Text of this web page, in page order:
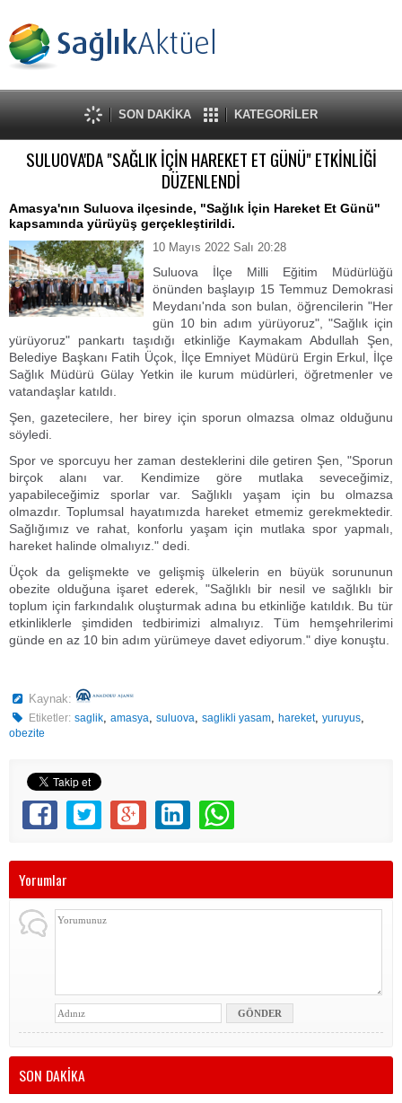
SON DAKİKA KATEGORİLER
SULUOVA'DA "SAĞLIK İÇİN HAREKET ET GÜNÜ" ETKİNLİĞİ
DÜZENLENDİ
Amasya'nın Suluova ilçesinde, "Sağlık İçin Hareket Et Günü"
kapsamında yürüyüş gerçekleştirildi.
10 Mayıs 2022 Salı 20:28
Suluova İlçe Milli Eğitim Müdürlüğü
önünden başlayıp 15 Temmuz Demokrasi
Meydanı'nda son bulan, öğrencilerin "Her
gün 10 bin adım yürüyoruz", "Sağlık için
yürüyoruz" pankartı taşıdığı etkinliğe Kaymakam Abdullah Şen,
Belediye Başkanı Fatih Üçok, İlçe Emniyet Müdürü Ergin Erkul, İlçe
Sağlık Müdürü Gülay Yetkin ile kurum müdürleri, öğretmenler ve
vatandaşlar katıldı.
Şen, gazetecilere, her birey için sporun olmazsa olmaz olduğunu
söyledi.
Spor ve sporcuyu her zaman desteklerini dile getiren Şen, "Sporun
birçok alanı var. Kendimize göre mutlaka seveceğimiz,
yapabileceğimiz sporlar var. Sağlıklı yaşam için bu olmazsa
olmazdır. Toplumsal hayatımızda hareket etmemiz gerekmektedir.
Sağlığımız ve rahat, konforlu yaşam için mutlaka spor yapmalı,
hareket halinde olmalıyız." dedi.
Üçok da gelişmekte ve gelişmiş ülkelerin en büyük sorununun
obezite olduğuna işaret ederek, "Sağlıklı bir nesil ve sağlıklı bir
toplum için farkındalık oluşturmak adına bu etkinliğe katıldık. Bu tür
etkinliklerle şimdiden tedbirimizi almalıyız. Tüm hemşehrilerimi
günde en az 10 bin adım yürümeye davet ediyorum." diye konuştu.
Kaynak:
Etiketler: saglik,amasya,suluova,saglikli yasam,hareket,yuruyus,
obezite
Yorumlar
SON DAKİKA